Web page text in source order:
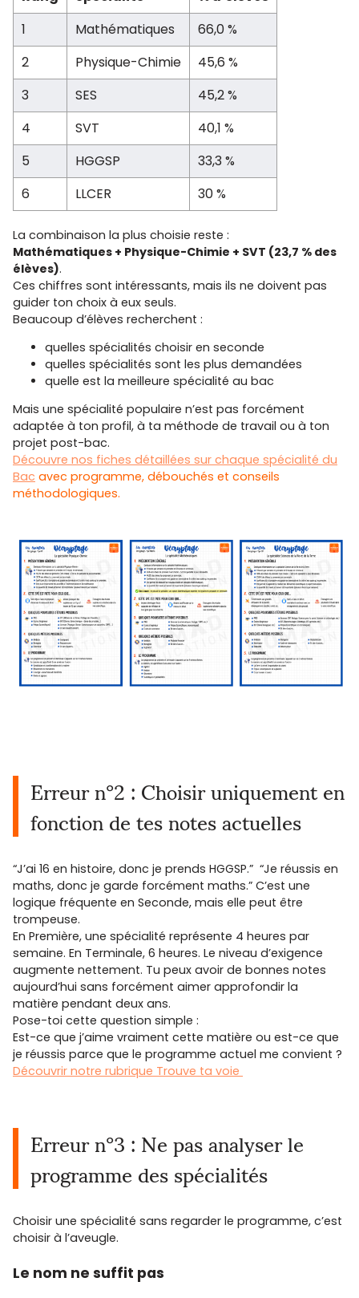
1
Mathématiques
66,0 %
2
Physique-Chimie
45,6 %
3
SES
45,2 %
4
SVT
40,1 %
5
HGGSP
33,3 %
6
LLCER 30 %
La combinaison la plus choisie reste :
Mathématiques + Physique-Chimie + SVT (23,7 % des
élèves).
Ces chiffres sont intéressants, mais ils ne doivent pas
guider ton choix à eux seuls.
Beaucoup d’élèves recherchent :
quelles spécialités choisir en seconde
quelles spécialités sont les plus demandées
quelle est la meilleure spécialité au bac
Mais une spécialité populaire n’est pas forcément
adaptée à ton profil, à ta méthode de travail ou à ton
projet post-bac.
Découvre nos fiches détaillées sur chaque spécialité du
Bac avec programme, débouchés et conseils
méthodologiques.
Erreur n°2 : Choisir uniquement en
fonction de tes notes actuelles
“J’ai 16 en histoire, donc je prends HGGSP.” “Je réussis en
maths, donc je garde forcément maths.” C’est une
logique fréquente en Seconde, mais elle peut être
trompeuse.
En Première, une spécialité représente 4 heures par
semaine. En Terminale, 6 heures. Le niveau d’exigence
augmente nettement. Tu peux avoir de bonnes notes
aujourd’hui sans forcément aimer approfondir la
matière pendant deux ans.
Pose-toi cette question simple :
Est-ce que j’aime vraiment cette matière ou est-ce que
je réussis parce que le programme actuel me convient ?
Découvrir notre rubrique Trouve ta voie
Erreur n°3 : Ne pas analyser le
programme des spécialités
Choisir une spécialité sans regarder le programme, c’est
choisir à l’aveugle.
Le nom ne suffit pas